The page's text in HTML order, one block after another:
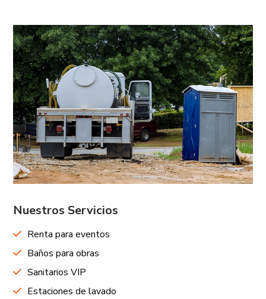
Nuestros Servicios
Renta para eventos
Baños para obras
Sanitarios VIP
Estaciones de lavado